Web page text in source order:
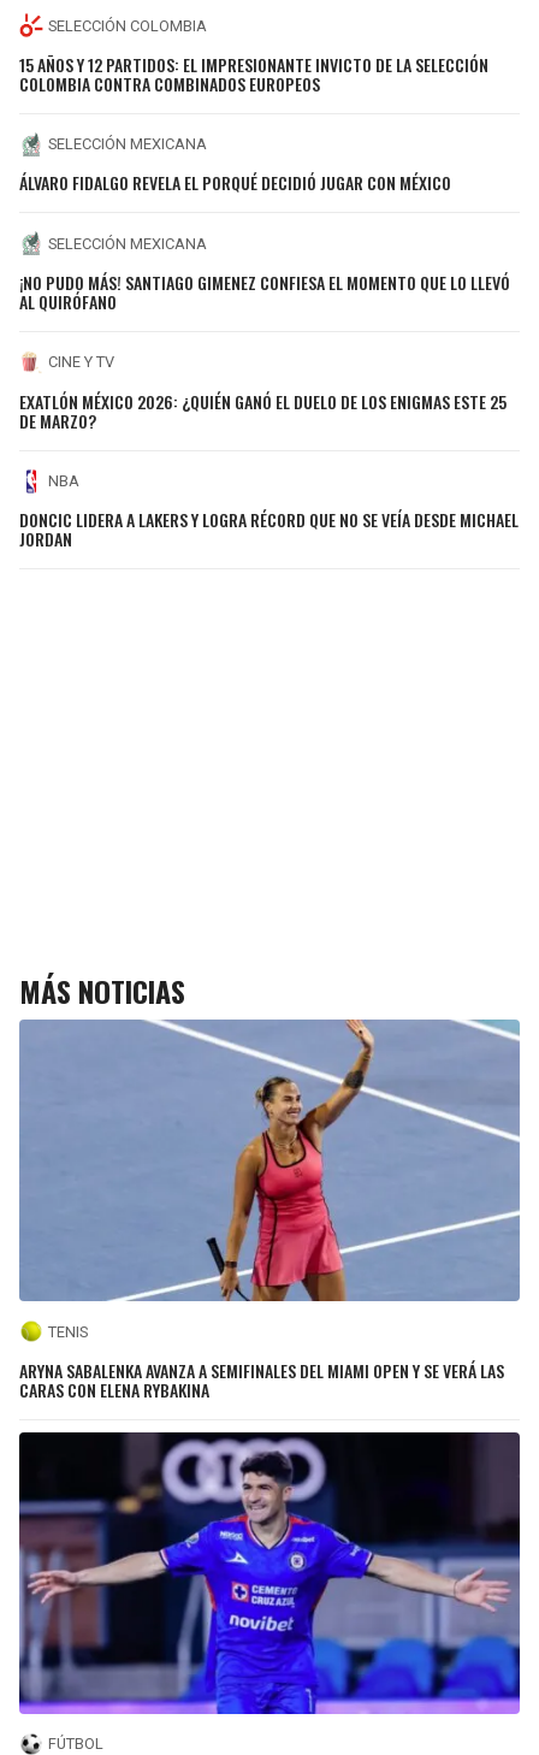
SELECCIÓN COLOMBIA
15 AÑOS Y 12 PARTIDOS: EL IMPRESIONANTE INVICTO DE LA SELECCIÓN
COLOMBIA CONTRA COMBINADOS EUROPEOS
SELECCIÓN MEXICANA
ÁLVARO FIDALGO REVELA EL PORQUÉ DECIDIÓ JUGAR CON MÉXICO
SELECCIÓN MEXICANA
¡NO PUDO MÁS! SANTIAGO GIMENEZ CONFIESA EL MOMENTO QUE LO LLEVÓ
AL QUIRÓFANO
CINE Y TV
EXATLÓN MÉXICO 2026: ¿QUIÉN GANÓ EL DUELO DE LOS ENIGMAS ESTE 25
DE MARZO?
NBA
DONCIC LIDERA A LAKERS Y LOGRA RÉCORD QUE NO SE VEÍA DESDE MICHAEL
JORDAN
MÁS NOTICIAS
TENIS
ARYNA SABALENKA AVANZA A SEMIFINALES DEL MIAMI OPEN Y SE VERÁ LAS
CARAS CON ELENA RYBAKINA
FÚTBOL